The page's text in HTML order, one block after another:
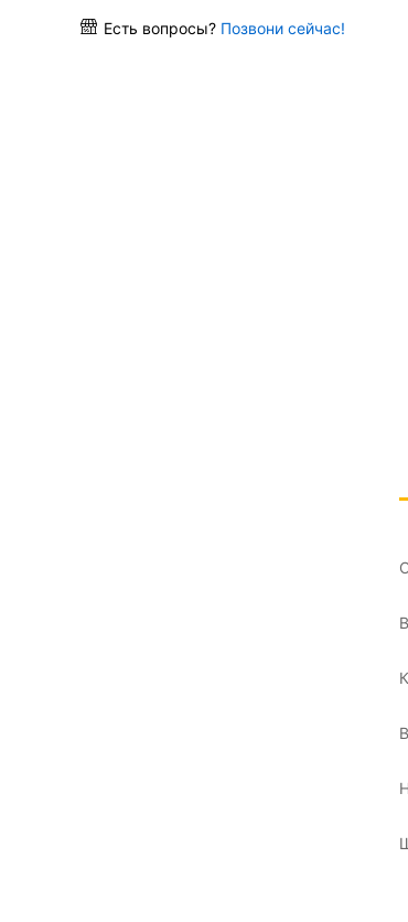
Есть вопросы? Позвони сейчас!